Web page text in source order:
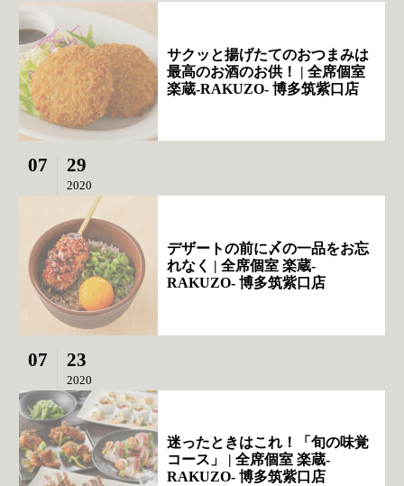
サクッと揚げたてのおつまみは
最高のお酒のお供！ | 全席個室
楽蔵‐RAKUZO‐ 博多筑紫口店
07 29
2020
デザートの前に〆の一品をお忘
れなく | 全席個室 楽蔵‐
RAKUZO‐ 博多筑紫口店
07 23
2020
迷ったときはこれ！「旬の味覚
コース」 | 全席個室 楽蔵‐
RAKUZO‐ 博多筑紫口店